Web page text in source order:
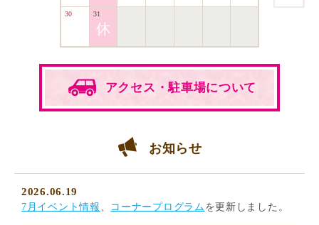
30 31
アクセス・駐車場について
お知らせ
2026.06.19
7月イベント情報 コーナープログラム を更新しました。